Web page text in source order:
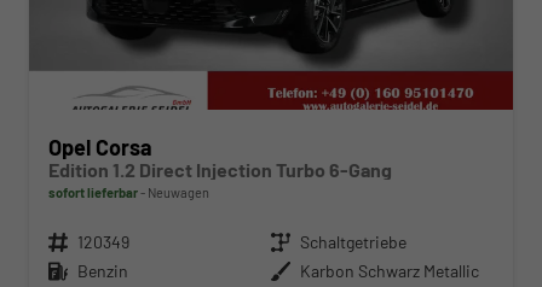
Opel Corsa
Edition 1.2 Direct Injection Turbo 6-Gang
sofort lieferbar Neuwagen
Fahrzeugnr. 120349 Getriebe Schaltgetriebe
Kraftstoff Benzin Außenfarbe Karbon Schwarz Metallic